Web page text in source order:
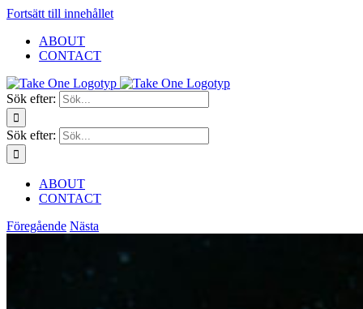
Fortsätt till innehållet
ABOUT
CONTACT
Sök efter:
Sök efter:
ABOUT
CONTACT
Föregående Nästa